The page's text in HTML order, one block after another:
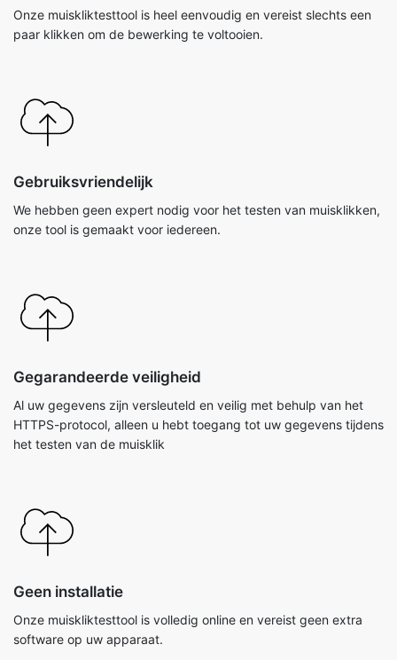
Onze muiskliktesttool is heel eenvoudig en vereist slechts een
paar klikken om de bewerking te voltooien.
Gebruiksvriendelijk
We hebben geen expert nodig voor het testen van muisklikken,
onze tool is gemaakt voor iedereen.
Gegarandeerde veiligheid
Al uw gegevens zijn versleuteld en veilig met behulp van het
HTTPS-protocol, alleen u hebt toegang tot uw gegevens tijdens
het testen van de muisklik
Geen installatie
Onze muiskliktesttool is volledig online en vereist geen extra
software op uw apparaat.